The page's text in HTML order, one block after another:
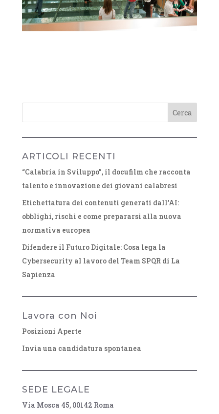
ARTICOLI RECENTI
“Calabria in Sviluppo”, il docufilm che racconta
talento e innovazione dei giovani calabresi
Etichettatura dei contenuti generati dall’AI:
obblighi, rischi e come prepararsi alla nuova
normativa europea
Difendere il Futuro Digitale: Cosa lega la
Cybersecurity al lavoro del Team SPQR di La
Sapienza
Lavora con Noi
Posizioni Aperte
Invia una candidatura spontanea
SEDE LEGALE
Via Mosca 45, 00142 Roma